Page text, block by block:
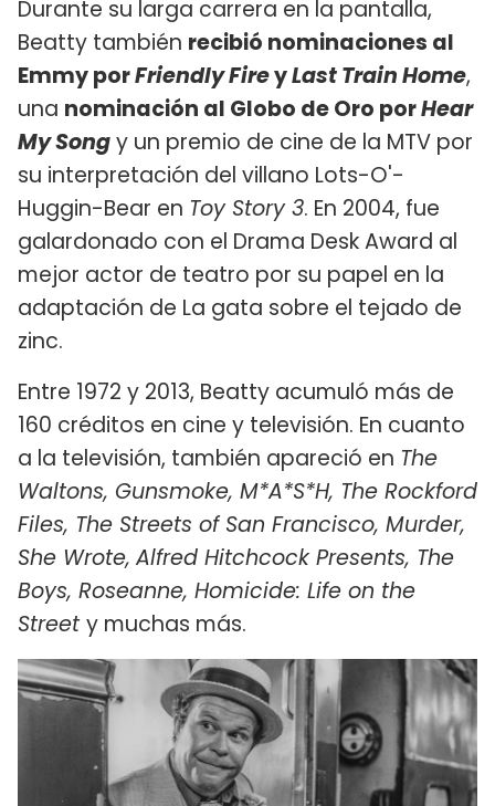
Durante su larga carrera en la pantalla,
Beatty también recibió nominaciones al
Emmy porFriendly FireyLast Train Home,
una nominación al Globo de Oro porHear
My Songy un premio de cine de la MTV por
su interpretación del villano Lots-O'-
Huggin-Bear en Toy Story 3. En 2004, fue
galardonado con el Drama Desk Award al
mejor actor de teatro por su papel en la
adaptación de La gata sobre el tejado de
zinc.
Entre 1972 y 2013, Beatty acumuló más de
160 créditos en cine y televisión. En cuanto
a la televisión, también apareció en The
Waltons, Gunsmoke, M*A*S*H, The Rockford
Files, The Streets of San Francisco, Murder,
She Wrote, Alfred Hitchcock Presents, The
Boys, Roseanne, Homicide: Life on the
Streety muchas más.